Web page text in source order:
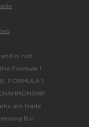
is not
Formula 1
FORMULA 1,
are trade
B.V.